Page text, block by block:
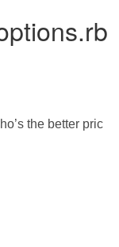
the better pric